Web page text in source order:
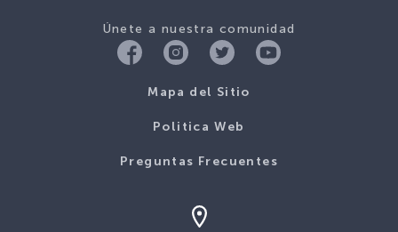
Únete a nuestra comunidad
Mapa del Sitio
Politica Web
Preguntas Frecuentes